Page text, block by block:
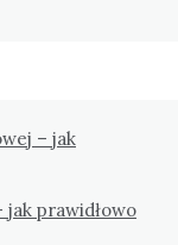
– jak
jak prawidłowo